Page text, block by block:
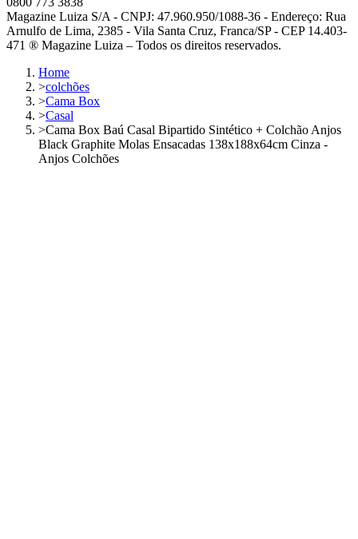
Magazine Luiza S/A - CNPJ: 47.960.950/1088-36 - Endereço: Rua
Arnulfo de Lima, 2385 - Vila Santa Cruz, Franca/SP - CEP 14.403-
471 ® Magazine Luiza – Todos os direitos reservados.
Home
>colchões
>Cama Box
>Casal
>Cama Box Baú Casal Bipartido Sintético + Colchão Anjos
Black Graphite Molas Ensacadas 138x188x64cm Cinza -
Anjos Colchões